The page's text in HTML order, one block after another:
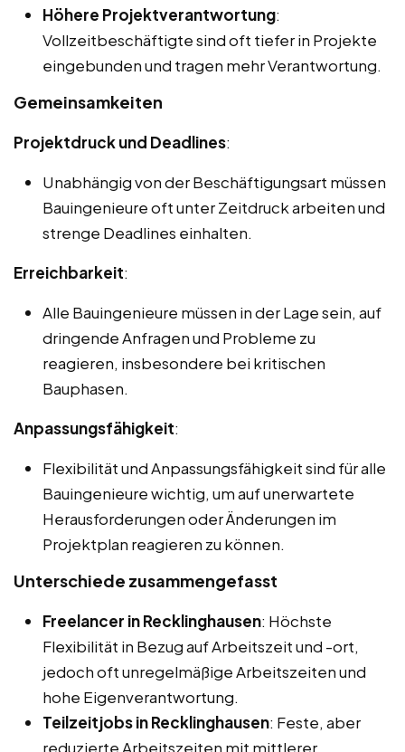
Höhere Projektverantwortung:
Vollzeitbeschäftigte sind oft tiefer in Projekte
eingebunden und tragen mehr Verantwortung.
Gemeinsamkeiten
Projektdruck und Deadlines:
Unabhängig von der Beschäftigungsart müssen
Bauingenieure oft unter Zeitdruck arbeiten und
strenge Deadlines einhalten.
Erreichbarkeit:
Alle Bauingenieure müssen in der Lage sein, auf
dringende Anfragen und Probleme zu
reagieren, insbesondere bei kritischen
Bauphasen.
Anpassungsfähigkeit:
Flexibilität und Anpassungsfähigkeit sind für alle
Bauingenieure wichtig, um auf unerwartete
Herausforderungen oder Änderungen im
Projektplan reagieren zu können.
Unterschiede zusammengefasst
Freelancer in Recklinghausen: Höchste
Flexibilität in Bezug auf Arbeitszeit und -ort,
jedoch oft unregelmäßige Arbeitszeiten und
hohe Eigenverantwortung.
Teilzeitjobs in Recklinghausen: Feste, aber
reduzierte Arbeitszeiten mit mittlerer